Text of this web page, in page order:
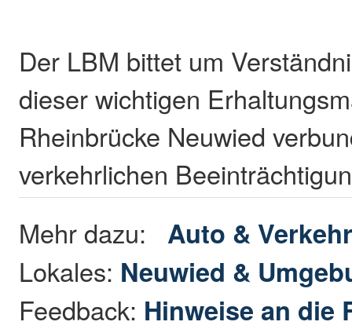
Der LBM bittet um
dieser wichtigen
Rheinbrücke Neuwied
verkehrlichen
Mehr dazu: Auto &
Lokales: Neuwied &
Feedback: Hinweise an die